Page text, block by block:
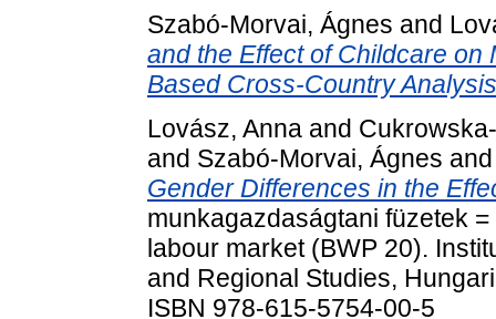
Szabó-Morvai, Ágnes and
and the Effect of Childcare
Based Cross-Country
Lovász, Anna and
and Szabó-Morvai, Ágnes
Gender Differences in the
munkagazdaságtani füzetek
labour market (BWP 20).
and Regional Studies,
ISBN 978-615-5754-00-5